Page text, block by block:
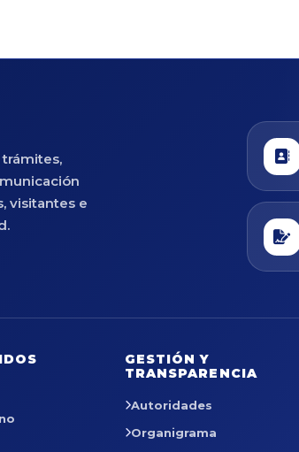
trámites,
visitantes e
GESTIÓN Y
TRANSPARENCIA
Autoridades
Organigrama